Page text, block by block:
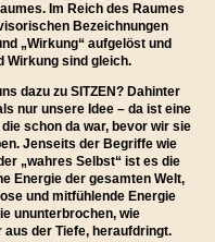
Im Reich des Raumes
Bezeichnungen
„Wirkung“ aufgelöst und
Wirkung sind gleich.
dazu zu SITZEN? Dahinter
nur unsere Idee – da ist eine
schon da war, bevor wir sie
Jenseits der Begriffe wie
„wahres Selbst“ ist es die
Energie der gesamten Welt,
und mitfühlende Energie
ununterbrochen, wie
aus der Tiefe, heraufdringt.